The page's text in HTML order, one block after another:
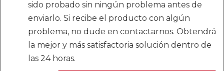
sido probado sin ningún problema antes de
enviarlo. Si recibe el producto con algún
problema, no dude en contactarnos. Obtendrá
la mejor y más satisfactoria solución dentro de
las 24 horas.